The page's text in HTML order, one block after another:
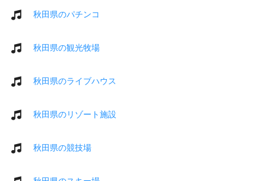
秋田県のパチンコ
秋田県の観光牧場
秋田県のライブハウス
秋田県のリゾート施設
秋田県の競技場